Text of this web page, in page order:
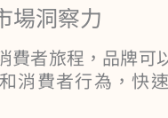
場洞察力
費者旅程，品牌可
消費者行為，快